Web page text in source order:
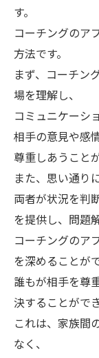
す。
コーチングのア
方法です。
まず、コーチン
場を理解し、
コミュニケーシ
相手の意見や感
尊重しあうこと
また、思い通り
両者が状況を判
を提供し、問題
コーチングのア
を深めることが
誰もが相手を尊
決することがで
これは、家族間
なく、